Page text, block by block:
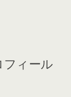
フィール